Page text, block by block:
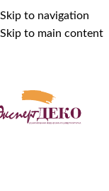
Skip to navigation
Skip to main content